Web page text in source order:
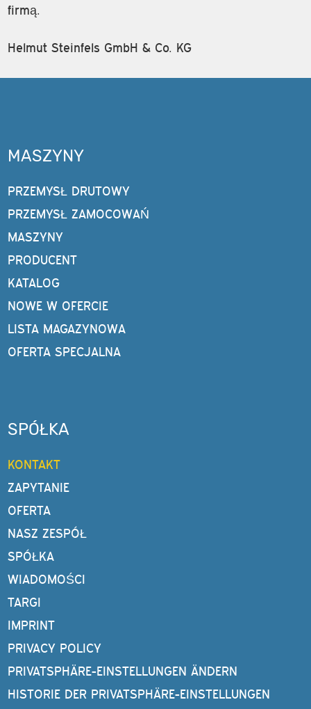
firmą.
Helmut Steinfels GmbH & Co. KG
MASZYNY
PRZEMYSŁ DRUTOWY
PRZEMYSŁ ZAMOCOWAŃ
MASZYNY
PRODUCENT
KATALOG
NOWE W OFERCIE
LISTA MAGAZYNOWA
OFERTA SPECJALNA
SPÓŁKA
KONTAKT
ZAPYTANIE
OFERTA
NASZ ZESPÓŁ
SPÓŁKA
WIADOMOŚCI
TARGI
IMPRINT
PRIVACY POLICY
PRIVATSPHÄRE-EINSTELLUNGEN ÄNDERN
HISTORIE DER PRIVATSPHÄRE-EINSTELLUNGEN